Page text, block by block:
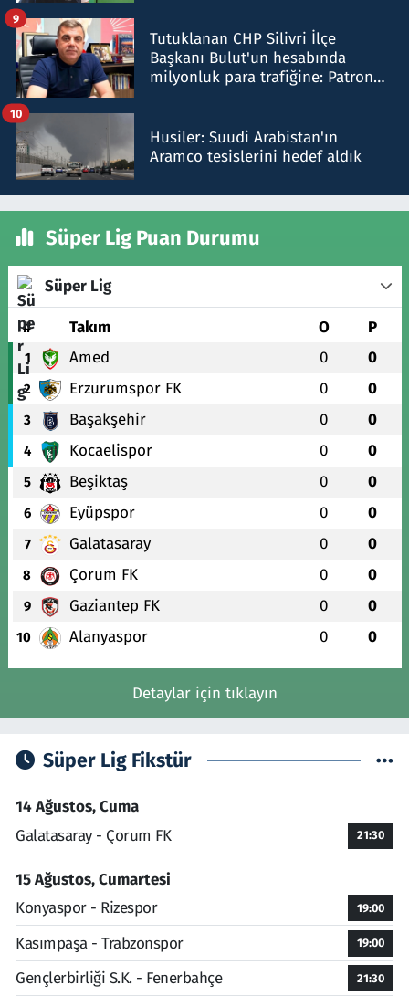
Tutuklanan CHP Silivri İlçe
Başkanı Bulut'un hesabında
milyonluk para trafiğine: Patron
9
Husiler: Suudi Arabistan'ın
Aramco tesislerini hedef aldık
10
Süper Lig Puan Durumu
Süper Lig
# Takım O P
1 Amed 0 0
2 Erzurumspor FK 0 0
3 Başakşehir 0 0
4 Kocaelispor 0 0
5 Beşiktaş 0 0
6 Eyüpspor 0 0
7 Galatasaray 0 0
8 Çorum FK 0 0
9 Gaziantep FK 0 0
10 Alanyaspor 0 0
Detaylar için tıklayın
Süper Lig Fikstür
14 Ağustos, Cuma
Galatasaray - Çorum FK
21:30
15 Ağustos, Cumartesi
Konyaspor - Rizespor
19:00
Kasımpaşa - Trabzonspor 19:00
Gençlerbirliği S.K. - Fenerbahçe 21:30